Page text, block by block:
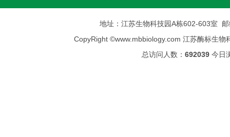
地址：江苏生物科技园A栋602-603室
CopyRight ©www.mbbiology.com 江苏酶标生物
总访问人数： 692039 今日